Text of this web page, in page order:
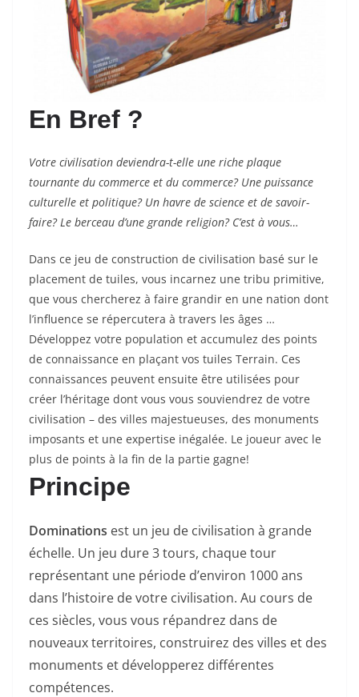
En Bref ?
Votre civilisation deviendra-t-elle une riche plaque
tournante du commerce et du commerce? Une puissance
culturelle et politique? Un havre de science et de savoir-
faire? Le berceau d’une grande religion? C’est à vous…
Dans ce jeu de construction de civilisation basé sur le
placement de tuiles, vous incarnez une tribu primitive,
que vous chercherez à faire grandir en une nation dont
l’influence se répercutera à travers les âges …
Développez votre population et accumulez des points
de connaissance en plaçant vos tuiles Terrain. Ces
connaissances peuvent ensuite être utilisées pour
créer l’héritage dont vous vous souviendrez de votre
civilisation – des villes majestueuses, des monuments
imposants et une expertise inégalée. Le joueur avec le
plus de points à la fin de la partie gagne!
Principe
Dominations est un jeu de civilisation à grande
échelle. Un jeu dure 3 tours, chaque tour
représentant une période d’environ 1000 ans
dans l’histoire de votre civilisation. Au cours de
ces siècles, vous vous répandrez dans de
nouveaux territoires, construirez des villes et des
monuments et développerez différentes
compétences.